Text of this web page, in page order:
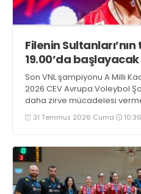
Filenin
19.00’da başlayacak
Son VNL şampiyonu A Milli
2026 CEV Avrupa Voleybol
daha zirve mücadelesi
31 Temmuz 2026 Cuma 10:36